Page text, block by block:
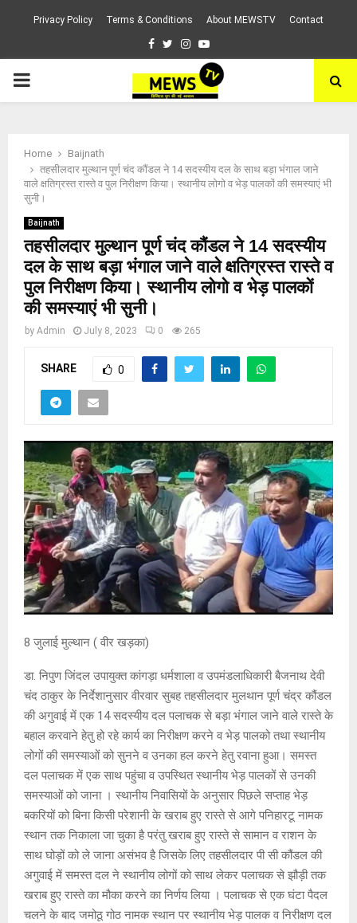
Privacy Policy Terms & Conditions About MEWSTV Contact
Facebook
TwitterInstagram
Youtube
PRIMARY
Home
Baijnath
तहसीलदार मुल्थान पूर्ण चंद कौंडल ने 14 सदस्यीय दल के साथ बड़ा भंगाल जाने
वाले क्षतिग्रस्त रास्ते व पुल निरीक्षण किया। स्थानीय लोगो व भेड़ पालकों की समस्याएं भी
सुनी।
Baijnath
तहसीलदार मुल्थान पूर्ण चंद कौंडल ने 14 सदस्यीय
दल के साथ बड़ा भंगाल जाने वाले क्षतिग्रस्त रास्ते व
पुल निरीक्षण किया। स्थानीय लोगो व भेड़ पालकों
की समस्याएं भी सुनी।
by Admin July 8, 2023 0 265
SHARE 0
8 जुलाई मुल्थान ( वीर खड़का)
डा. निपुण जिंदल उपायुक्त कांगड़ा धर्मशाला व उपमंडलाधिकारी बैजनाथ देवी
चंद ठाकुर के निर्देशानुसार वीरवार सुबह तहसीलदार मुलथान पूर्ण चंद्र कौंडल
की अगुवाई में एक 14 सदस्यीय दल पलाचक से बड़ा भंगाल जाने वाले रास्ते के
बहाल करवाने हेतु हो रहे कार्य का निरीक्षण करने व भेड़ पालको तथा स्थानीय
लोगों की समस्याओं को सुनने व उनका हल करने हेतु रवाना हुआ। समस्त
दल पलाचक में एक साथ पहुंचा व उपस्थित स्थानीय भेड़ पालकों से उनकी
समस्याओं को जाना । स्थानीय निवासियों के अनुसार पिछले सप्ताह भेड़
बकरियों को बिना किसी परेशानी के खराब हुए रास्ते से आगे पनिहारटू नामक
स्थान तक निकाला जा चुका है परंतु खराब हुए रास्ते से सामान व राशन के
साथ घोड़ों को ले जाना असंभव है जिसके लिए तहसीलदार पी सी कौंडल की
अगुवाई में समस्त दल ने स्थानीय लोगों को साथ लेकर पलाचक से झौड़ी तक
खराब हुए रास्ते का मौका करने का निर्णय लिया । पलाचक से एक घंटा पैदल
चलने के बाद जमोठू गोठ नामक स्थान पर स्थानीय भेड़ पालक व निरीक्षण दल